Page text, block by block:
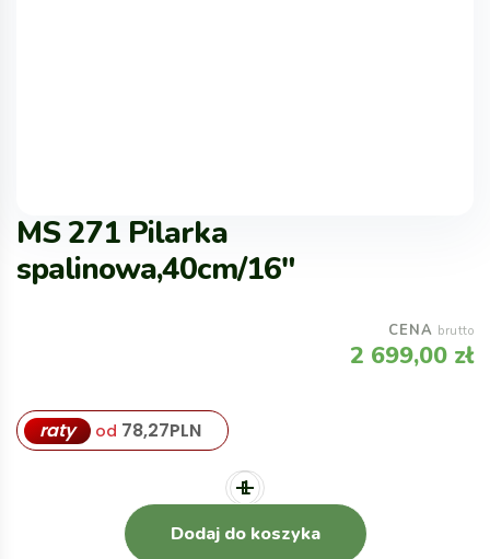
MS 271 Pilarka
spalinowa,40cm/16″
CENA brutto
2 699,00 zł
raty od 78,27PLN
Dodaj do koszyka